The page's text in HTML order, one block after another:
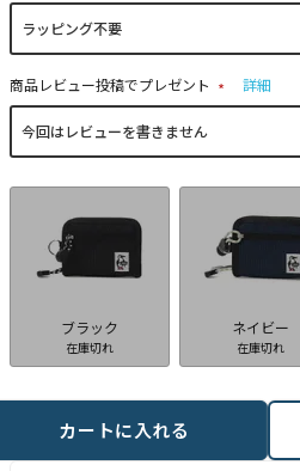
(
商品レビュー投稿でプレゼント
(
詳細
ブラック
在庫切れ
ネイビー
在庫切れ
カートに入れる